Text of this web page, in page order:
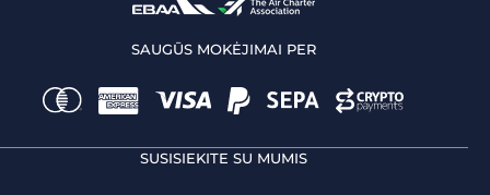
SAUGŪS MOKĖJIMAI PER
SUSISIEKITE SU MUMIS